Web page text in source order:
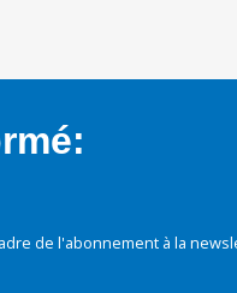
de l'abonnement à la